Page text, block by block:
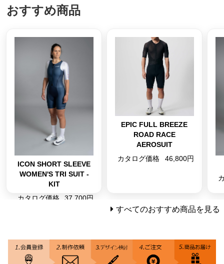
おすすめ商品
ICON SHORT SLEEVE
WOMEN'S TRI SUIT -
KIT
カタログ価格
37,700円
EPIC FULL BREEZE
ROAD RACE
AEROSUIT
カタログ価格
46,800円
すべてのおすすめ商品を見る